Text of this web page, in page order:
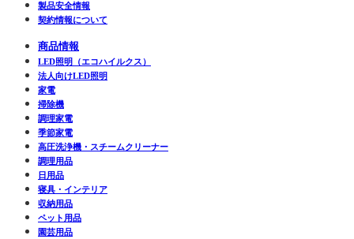
製品安全情報
契約情報について
商品情報
LED照明（エコハイルクス）
法人向けLED照明
家電
掃除機
調理家電
季節家電
高圧洗浄機・スチームクリーナー
調理用品
日用品
寝具・インテリア
収納用品
ペット用品
園芸用品